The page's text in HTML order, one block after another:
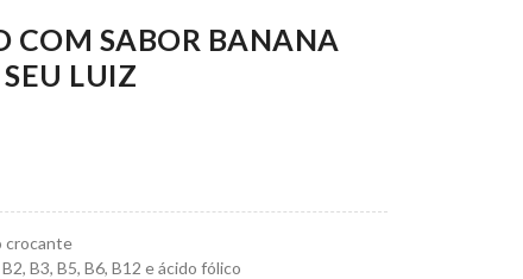
COM SABOR BANANA
LUIZ
crocante
B3, B5, B6, B12 e ácido fólico